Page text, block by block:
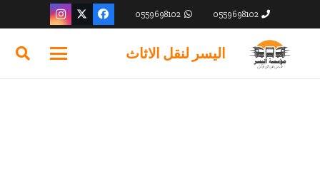
0559698102
0559698102
اليسر لنقل الاثاث